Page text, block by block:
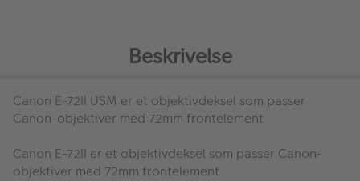
Beskrivelse
Canon E-72II USM er et objektivdeksel som passer
Canon-objektiver med 72mm frontelement
Canon E-72II er et objektivdeksel som passer Canon-
objektiver med 72mm frontelement